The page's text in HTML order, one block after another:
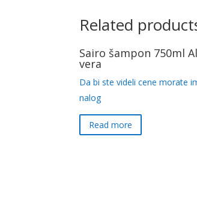
Related
Sairo šampon 750ml
vera
Da bi ste videli cene morate
nalog
Read more